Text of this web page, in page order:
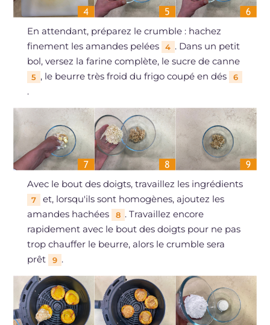
En attendant, préparez le crumble : hachez
finement les amandes pelées
4 . Dans un petit
bol, versez la farine complète, le sucre de canne
5 , le beurre très froid du frigo coupé en dés 6
.
Avec le bout des doigts, travaillez les ingrédients
7
et, lorsqu'ils sont homogènes, ajoutez les
amandes hachées
8 . Travaillez encore
rapidement avec le bout des doigts pour ne pas
trop chauffer le beurre, alors le crumble sera
prêt
9 .